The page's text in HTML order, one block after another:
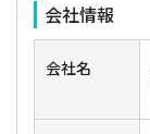
会社情報
会社名